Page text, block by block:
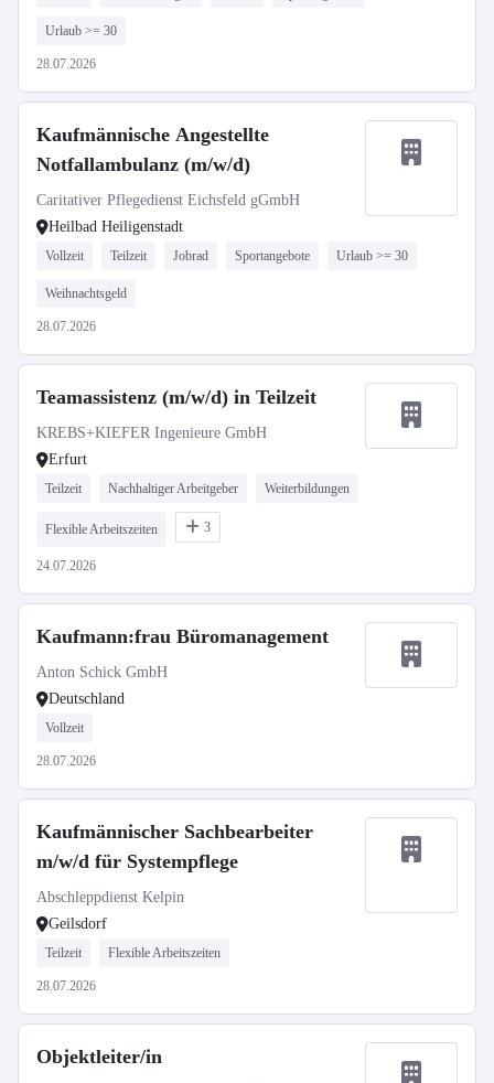
Urlaub >= 30
28.07.2026
Kaufmännische Angestellte
Notfallambulanz (m/w/d)
Caritativer Pflegedienst Eichsfeld gGmbH
Heilbad Heiligenstadt
Vollzeit Teilzeit Jobrad Sportangebote Urlaub >= 30
Weihnachtsgeld
28.07.2026
Teamassistenz (m/w/d) in Teilzeit
KREBS+KIEFER Ingenieure GmbH
Erfurt
Teilzeit Nachhaltiger Arbeitgeber Weiterbildungen
Flexible Arbeitszeiten 3
24.07.2026
Kaufmann:frau Büromanagement
Anton Schick GmbH
Deutschland
Vollzeit
28.07.2026
Kaufmännischer Sachbearbeiter
m/w/d für Systempflege
Abschleppdienst Kelpin
Geilsdorf
Teilzeit Flexible Arbeitszeiten
28.07.2026
Objektleiter/in